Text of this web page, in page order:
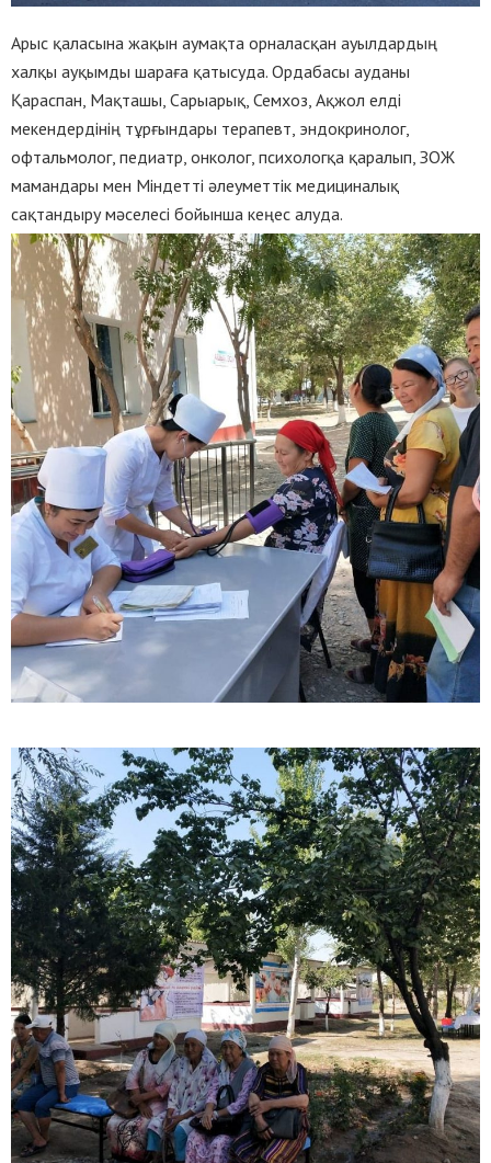
Арыс қаласына жақын аумақта орналасқан ауылдардың
халқы ауқымды шараға қатысуда. Ордабасы ауданы
Қараспан, Мақташы, Сарыарық, Семхоз, Ақжол елді
мекендердінің тұрғындары терапевт, эндокринолог,
офтальмолог, педиатр, онколог, психологқа қаралып, ЗОЖ
мамандары мен Міндетті әлеуметтік медициналық
сақтандыру мәселесі бойынша кеңес алуда.